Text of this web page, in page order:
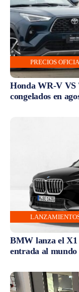
PRECIOS
Honda WR-V VS
congelados en
BMW lanza el
entrada al